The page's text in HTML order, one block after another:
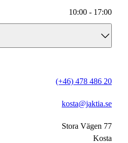
10:00 - 17:00
10:00 - 17:00
10:00 - 17:00
10:00 - 17:00
(+46) 478 486 20
kosta@jaktia.se
Stora Vägen 77
Kosta